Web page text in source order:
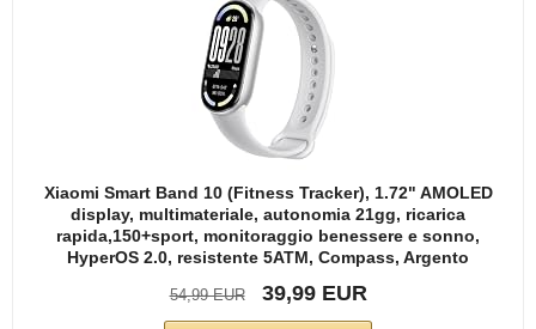
Xiaomi Smart Band 10 (Fitness Tracker), 1.72" AMOLED
display, multimateriale, autonomia 21gg, ricarica
rapida,150+sport, monitoraggio benessere e sonno,
HyperOS 2.0, resistente 5ATM, Compass, Argento
54,99 EUR 39,99 EUR